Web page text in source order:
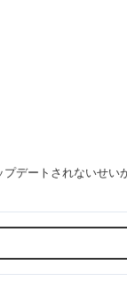
デートされないせ